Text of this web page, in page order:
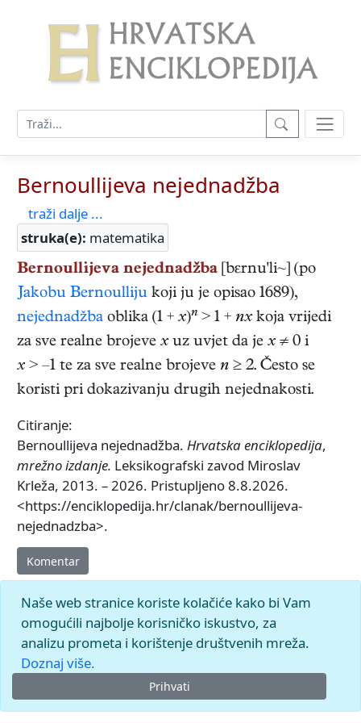
Bernoullijeva nejednadžba
traži dalje ...
struka(e): matematika
Bernoullijeva nejednadžba [bεrnu'li~] (po
Jakobu Bernoulliju koji ju je opisao 1689),
nejednadžba oblika (1 + x)n > 1 + nx koja vrijedi
za sve realne brojeve x uz uvjet da je x ≠ 0 i
x > –1 te za sve realne brojeve n ≥ 2. Često se
koristi pri dokazivanju drugih nejednakosti.
Citiranje:
Bernoullijeva nejednadžba. Hrvatska enciklopedija,
mrežno izdanje. Leksikografski zavod Miroslav
Krleža, 2013. – 2026. Pristupljeno 8.8.2026.
<https://enciklopedija.hr/clanak/bernoullijeva-
nejednadzba>.
Komentar
Naše web stranice koriste kolačiće kako bi Vam
omogućili najbolje korisničko iskustvo, za
analizu prometa i korištenje društvenih mreža.
Doznaj više.
Prihvati
© 2026.Leksikografski zavodMiroslav Krleža